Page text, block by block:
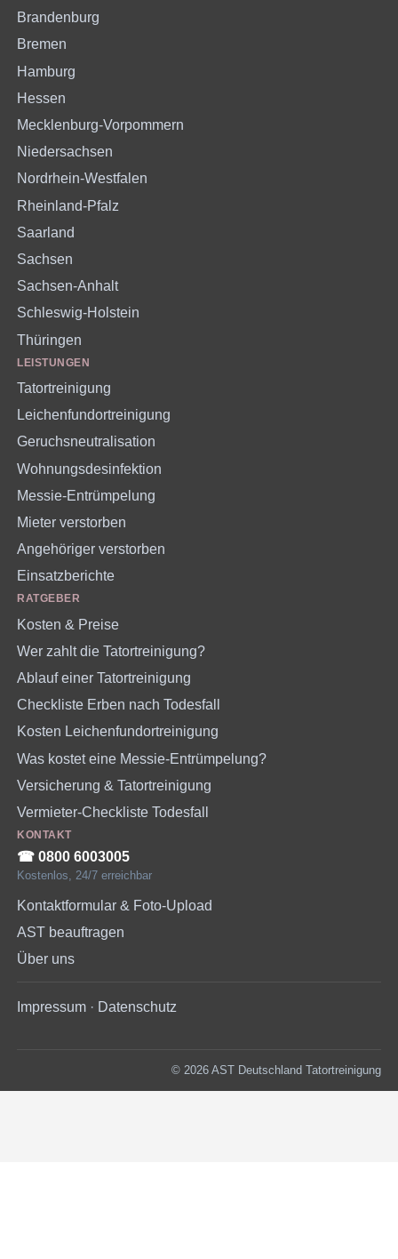
Brandenburg
Bremen
Hamburg
Hessen
Mecklenburg-Vorpommern
Niedersachsen
Nordrhein-Westfalen
Rheinland-Pfalz
Saarland
Sachsen
Sachsen-Anhalt
Schleswig-Holstein
Thüringen
LEISTUNGEN
Tatortreinigung
Leichenfundortreinigung
Geruchsneutralisation
Wohnungsdesinfektion
Messie-Entrümpelung
Mieter verstorben
Angehöriger verstorben
Einsatzberichte
RATGEBER
Kosten & Preise
Wer zahlt die Tatortreinigung?
Ablauf einer Tatortreinigung
Checkliste Erben nach Todesfall
Kosten Leichenfundortreinigung
Was kostet eine Messie-Entrümpelung?
Versicherung & Tatortreinigung
Vermieter-Checkliste Todesfall
KONTAKT
☎︎ 0800 6003005
Kostenlos, 24/7 erreichbar
Kontaktformular & Foto-Upload
AST beauftragen
Über uns
Impressum · Datenschutz
© 2026 AST Deutschland Tatortreinigung